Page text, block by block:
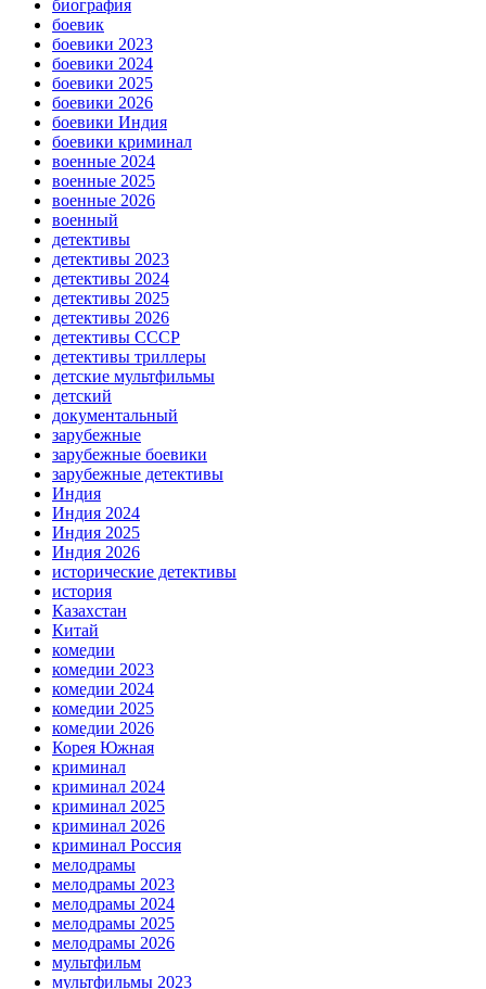
биография
боевик
боевики 2023
боевики 2024
боевики 2025
боевики 2026
боевики Индия
боевики криминал
военные 2024
военные 2025
военные 2026
военный
детективы
детективы 2023
детективы 2024
детективы 2025
детективы 2026
детективы СССР
детективы триллеры
детские мультфильмы
детский
документальный
зарубежные
зарубежные боевики
зарубежные детективы
Индия
Индия 2024
Индия 2025
Индия 2026
исторические детективы
история
Казахстан
Китай
комедии
комедии 2023
комедии 2024
комедии 2025
комедии 2026
Корея Южная
криминал
криминал 2024
криминал 2025
криминал 2026
криминал Россия
мелодрамы
мелодрамы 2023
мелодрамы 2024
мелодрамы 2025
мелодрамы 2026
мультфильм
мультфильмы 2023